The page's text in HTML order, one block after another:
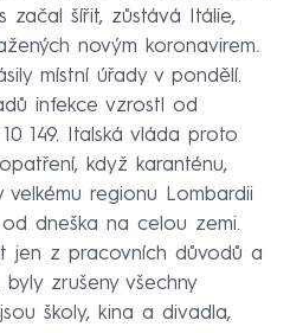
začal šířit, zůstává Itálie,
novým koronavirem.
místní úřady v pondělí.
infekce vzrostl od
149. Italská vláda proto
když karanténu,
regionu Lombardii
dneška na celou zemi.
jen z pracovních důvodů a
zrušeny všechny
školy, kina a divadla,